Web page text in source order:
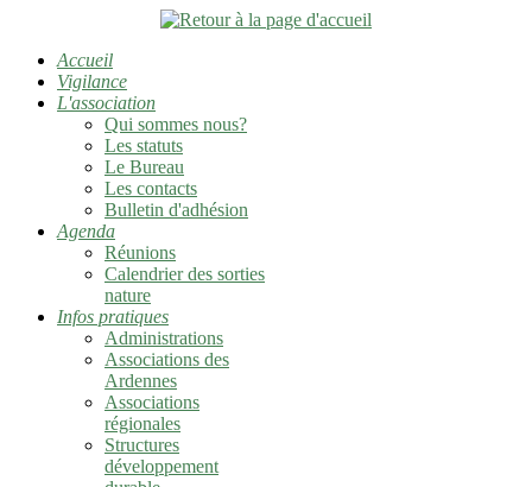
Accueil
Vigilance
L'association
Qui sommes nous?
Les statuts
Le Bureau
Les contacts
Bulletin d'adhésion
Agenda
Réunions
Calendrier des sorties
nature
Infos pratiques
Administrations
Associations des
Ardennes
Associations
régionales
Structures
développement